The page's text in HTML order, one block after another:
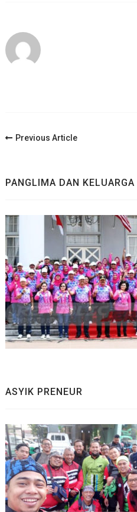
Post
Previous Article
PANGLIMA DAN KELUARGA
ASYIK PRENEUR